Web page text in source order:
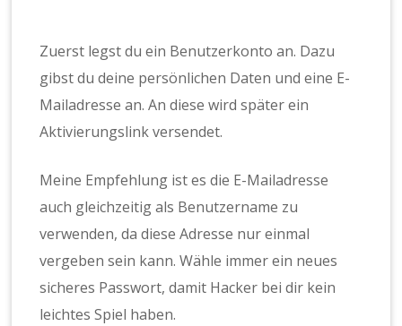
Zuerst legst du ein Benutzerkonto an. Dazu
gibst du deine persönlichen Daten und eine E-
Mailadresse an. An diese wird später ein
Aktivierungslink versendet.
Meine Empfehlung ist es die E-Mailadresse
auch gleichzeitig als Benutzername zu
verwenden, da diese Adresse nur einmal
vergeben sein kann. Wähle immer ein neues
sicheres Passwort, damit Hacker bei dir kein
leichtes Spiel haben.